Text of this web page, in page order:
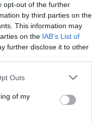
opt-out of the further
by third parties on the
This information may
on the IAB’s List of
further disclose it to other
one or more Google
You may click to
its third-party tags to
in below Google
Outs
of my